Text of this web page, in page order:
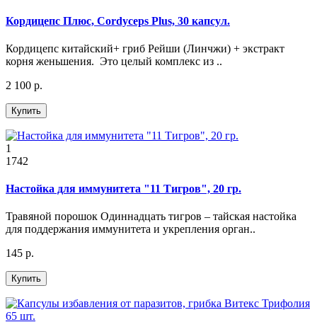
Кордицепс Плюс, Cordyceps Plus, 30 капсул.
Кордицепс китайский+ гриб Рейши (Линчжи) + экстракт
корня женьшения. Это целый комплекс из ..
2 100 р.
Купить
1
1742
Настойка для иммунитета "11 Тигров", 20 гр.
Травяной порошок Одиннадцать тигров – тайская настойка
для поддержания иммунитета и укрепления орган..
145 р.
Купить